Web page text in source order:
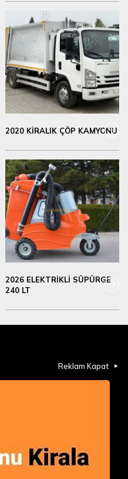
2020 KİRALIK ÇÖP KAMYONU
2026 ELEKTRİKLİ SÜPÜRGE
240 LT
Reklam Kapat